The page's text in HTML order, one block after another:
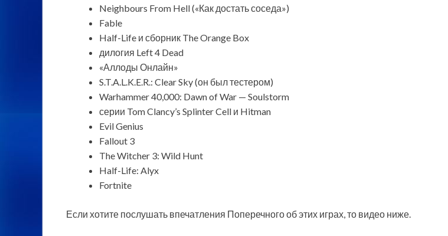
Neighbours From Hell («Как достать соседа»)
Fable
Half-Life и сборник The Orange Box
дилогия Left 4 Dead
«Аллоды Онлайн»
S.T.A.L.K.E.R.: Clear Sky (он был тестером)
Warhammer 40,000: Dawn of War — Soulstorm
серии Tom Clancy’s Splinter Cell и Hitman
Evil Genius
Fallout 3
The Witcher 3: Wild Hunt
Half-Life: Alyx
Fortnite
Если хотите послушать впечатления Поперечного об этих играх, то видео ниже.